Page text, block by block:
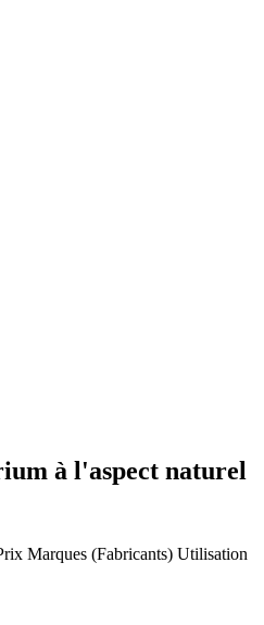
à l'aspect naturel
Marques (Fabricants) Utilisation